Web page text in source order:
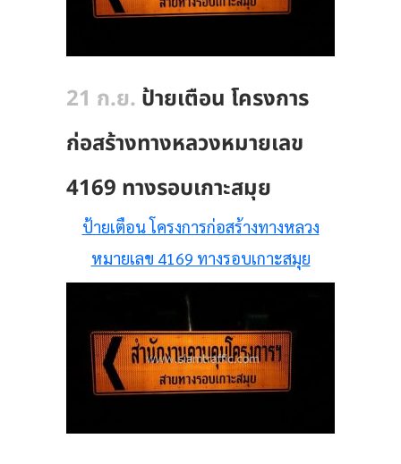
21 ก.ย. ป้ายเตือน โครงการ
ก่อสร้างทางหลวงหมายเลข
4169 ทางรอบเกาะสมุย
ป้ายเตือน โครงการก่อสร้างทางหลวง
หมายเลข 4169 ทางรอบเกาะสมุย